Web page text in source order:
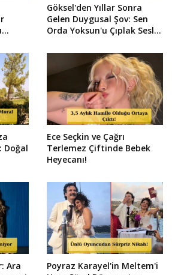
Göksel'den Yıllar Sonra
Gelen Duygusal Şov: Sen
Orda Yoksun'u Çıplak Sesle
Doğal
Ece Seçkin ve Çağrı
Terlemez Çiftinde Bebek
Heyecanı!
Ara
Poyraz Karayel'in Meltem'i